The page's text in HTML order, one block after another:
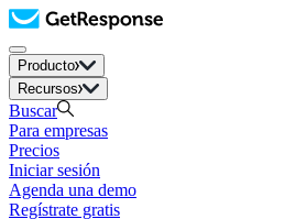
Producto
Recursos
Buscar
Para empresas
Precios
Iniciar sesión
Agenda una demo
Regístrate gratis